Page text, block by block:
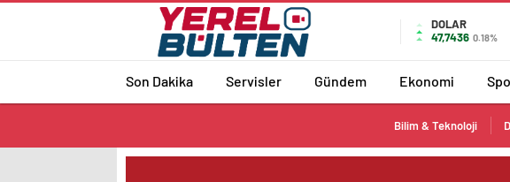
DOLAR
47,7436 0.18%
Son Dakika Servisler Gündem Ekonomi
Bilim & Teknoloji